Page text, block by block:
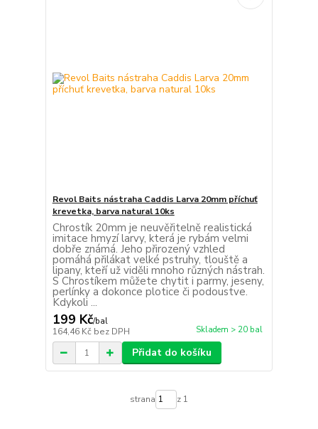
Revol Baits nástraha Caddis Larva 20mm příchuť
krevetka, barva natural 10ks
Chrostík 20mm je neuvěřitelně realistická
imitace hmyzí larvy, která je rybám velmi
dobře známá. Jeho přirozený vzhled
pomáhá přilákat velké pstruhy, tlouště a
lipany, kteří už viděli mnoho různých nástrah.
S Chrostíkem můžete chytit i parmy, jeseny,
perlínky a dokonce plotice či podoustve.
Kdykoli ...
199 Kč/bal
164,46 Kč bez DPH Skladem > 20 bal
Přidat do košíku
strana z 1